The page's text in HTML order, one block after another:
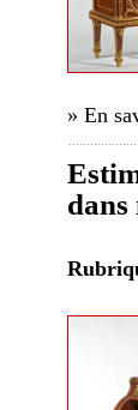
» En
dans